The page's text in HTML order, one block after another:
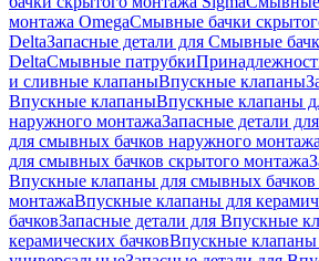
монтажа OmegaСмывные бачки
DeltaЗапасные детали для Смывные
DeltaСмывные патрубки
и сливные клапаныВпускные клапаны
Впускные клапаныВпускные клапаны
наружного монтажаЗапасные детали
для смывных бачков наружного монтажа
для смывных бачков скрытого монтажа
Впускные клапаны для смывных бачков
монтажаВпускные клапаны для
бачковЗапасные детали для Впускные
керамических бачковВпускные